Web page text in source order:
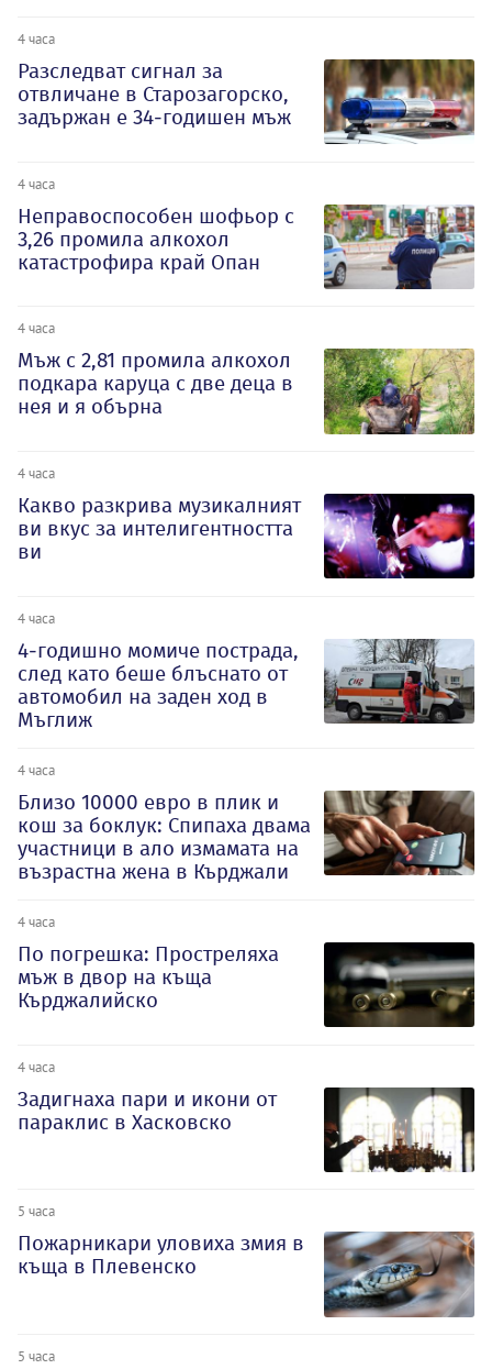
4 часа
Разследват сигнал за
отвличане в Старозагорско,
задържан е 34-годишен мъж
4 часа
Неправоспособен шофьор с
3,26 промила алкохол
катастрофира край Опан
4 часа
Мъж с 2,81 промила алкохол
подкара каруца с две деца в
нея и я обърна
4 часа
Какво разкрива музикалният
ви вкус за интелигентността
ви
4 часа
4-годишно момиче пострада,
след като беше блъснато от
автомобил на заден ход в
Мъглиж
4 часа
Близо 10000 евро в плик и
кош за боклук: Спипаха двама
участници в ало измамата на
възрастна жена в Кърджали
4 часа
По погрешка: Простреляха
мъж в двор на къща
Кърджалийско
4 часа
Задигнаха пари и икони от
параклис в Хасковско
5 часа
Пожарникари уловиха змия в
къща в Плевенско
5 часа